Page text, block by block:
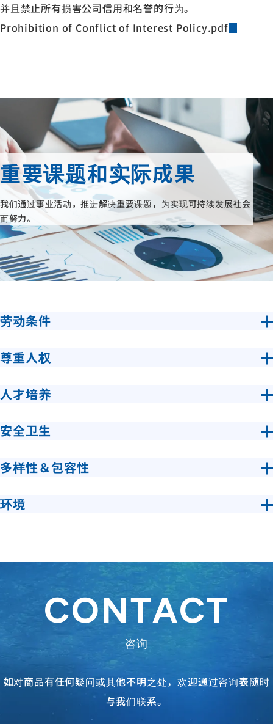
并且禁止所有损害公司信用和名誉的行为。
Prohibition of Conflict of Interest Policy.pdf
重要课题和实际成果
我们通过事业活动，推进解决重要课题，为实现可持续发展社会
而努力。
劳动条件
尊重人权
人才培养
安全卫生
多样性＆包容性
环境
CONTACT
咨询
如对商品有任何疑问或其他不明之处，欢迎通过咨询表随时
与我们联系。